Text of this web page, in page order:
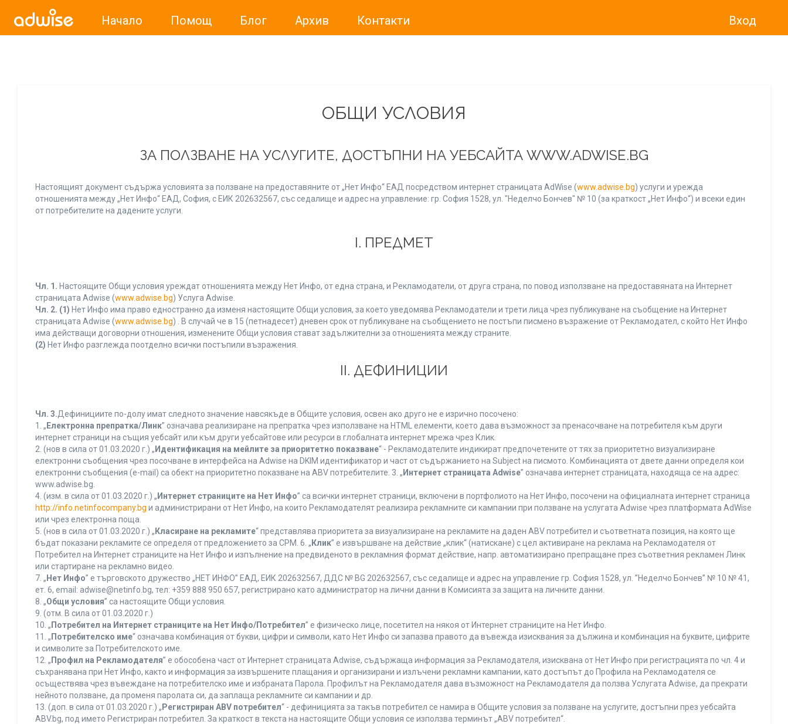
Начало Помощ Блог Архив Контакти Вход
ОБЩИ УСЛОВИЯ
ЗА ПОЛЗВАНЕ НА УСЛУГИТЕ, ДОСТЪПНИ НА УЕБСАЙТА WWW.ADWISE.BG
Настоящият документ съдържа условията за ползване на предоставяните от „Нет Инфо“ ЕАД посредством интернет страницата AdWise (www.adwise.bg) услуги и урежда
отношенията между „Нет Инфо“ ЕАД, София, с ЕИК 202632567, със седалище и адрес на управление: гр. София 1528, ул. "Неделчо Бончев" № 10 (за краткост „Нет Инфо“) и всеки един
от потребителите на дадените услуги.
І. ПРЕДМЕТ
Чл. 1. Настоящите Общи условия уреждат отношенията между Нет Инфо, от една страна, и Рекламодатели, от друга страна, по повод използване на предоставяната на Интернет
страницата Adwise (www.adwise.bg) Услуга Adwise.
Чл. 2. (1) Нет Инфо има право едностранно да изменя настоящите Общи условия, за което уведомява Рекламодатели и трети лица чрез публикуване на съобщение на Интернет
страницата Adwise (www.adwise.bg) . В случай че в 15 (петнадесет) дневен срок от публикуване на съобщението не постъпи писмено възражение от Рекламодател, с който Нет Инфо
има действащи договорни отношения, изменените Общи условия стават задължителни за отношенията между страните.
(2) Нет Инфо разглежда поотделно всички постъпили възражения.
ІІ. ДЕФИНИЦИИ
Чл. 3.Дефинициите по-долу имат следното значение навсякъде в Общите условия, освен ако друго не е изрично посочено:
1. „ Електронна препратка/Линк” означава реализиране на препратка чрез използване на HTML елементи, което дава възможност за пренасочване на потребителя към други
интернет страници на същия уебсайт или към други уебсайтове или ресурси в глобалната интернет мрежа чрез Клик.
2. (нов в сила от 01.03.2020 г.) „ Идентификация на мейлите за приоритетно показване“ - Рекламодателите индикират предпочетените от тях за приоритетно визуализиране
електронни съобщения чрез посочване в интерфейса на Adwise на DKIM идентификатор и част от съдържанието на Subject на писмото. Комбинацията от двете данни определя кои
електронни съобщения (e-mail) са обект на приоритетно показване на ABV потребителите. 3. „ Интернет страницата Adwise” означава интернет страницата, находяща се на адрес:
www.adwise.bg.
4. (изм. в сила от 01.03.2020 г.) „ Интернет страниците на Нет Инфо” са всички интернет страници, включени в портфолиото на Нет Инфо, посочени на официалната интернет страница
http://info.netinfocompany.bg и администрирани от Нет Инфо, на които Рекламодателят реализира рекламните си кампании при ползване на услугата Adwise чрез платформата AdWise
или чрез електронна поща.
5. (нов в сила от 01.03.2020 г.) „ Класиране на рекламите“ представлява приоритета за визуализиране на рекламите на даден ABV потребител и съответната позиция, на която ще
бъдат показани рекламите се определя от предложението за CPM. 6. „ Клик” е извършване на действие „клик“ (натискане) с цел активиране на реклама на Рекламодателя от
Потребител на Интернет страниците на Нет Инфо и изпълнение на предвиденото в рекламния формат действие, напр. автоматизирано препращане през съответния рекламен Линк
или стартиране на рекламно видео.
7. „ Нет Инфо” е търговското дружество „НЕТ ИНФО” ЕАД, ЕИК 202632567, ДДС № BG 202632567, със седалище и адрес на управление гр. София 1528, ул. ”Неделчо Бончев” № 10 № 41,
ет. 6, еmail: adwise@netinfo.bg, тел: +359 888 950 657, регистрирано като администратор на лични данни в Комисията за защита на личните данни.
8. „Общи условия” са настоящите Общи условия.
9. (отм. В сила от 01.03.2020 г.)
10. „ Потребител на Интернет страниците на Нет Инфо/Потребител” е физическо лице, посетител на някоя от Интернет страниците на Нет Инфо.
11. „ Потребителско име“ означава комбинация от букви, цифри и символи, като Нет Инфо си запазва правото да въвежда изисквания за дължина и комбинация на буквите, цифрите
и символите за Потребителското име.
12. „ Профил на Рекламодателя” е обособена част от Интернет страницата Adwise, съдържаща информация за Рекламодателя, изисквана от Нет Инфо при регистрацията по чл. 4 и
съхранявана при Нет Инфо, както и информация за извършените плащания и организирани и излъчени рекламни кампании, като достъпът до Профила на Рекламодателя се
осъществява чрез въвеждане на потребителско име и избраната Парола. Профилът на Рекламодателя дава възможност на Рекламодателя да ползва Услугата Adwise, да прекрати
нейното ползване, да променя паролата си, да заплаща рекламните си кампании и др.
13. (доп. в сила от 01.03.2020 г.) „ Регистриран ABV потребител“ - дефиницията за такъв потребител се намира в Общите условия за ползване на услугите, достъпни през уебсайта
ABV.bg, под името Регистриран потребител. За краткост в текста на настоящите Общи условия се използва терминът „ABV потребител“.